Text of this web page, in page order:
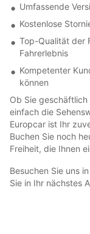
Umfassende
Kostenlose
Top-Qualität der
Fahrerlebnis
Kompetenter
können
Ob Sie
einfach die
Europcar ist Ihr
Buchen Sie noch
Freiheit, die Ihnen
Besuchen Sie uns
Sie in Ihr nächstes